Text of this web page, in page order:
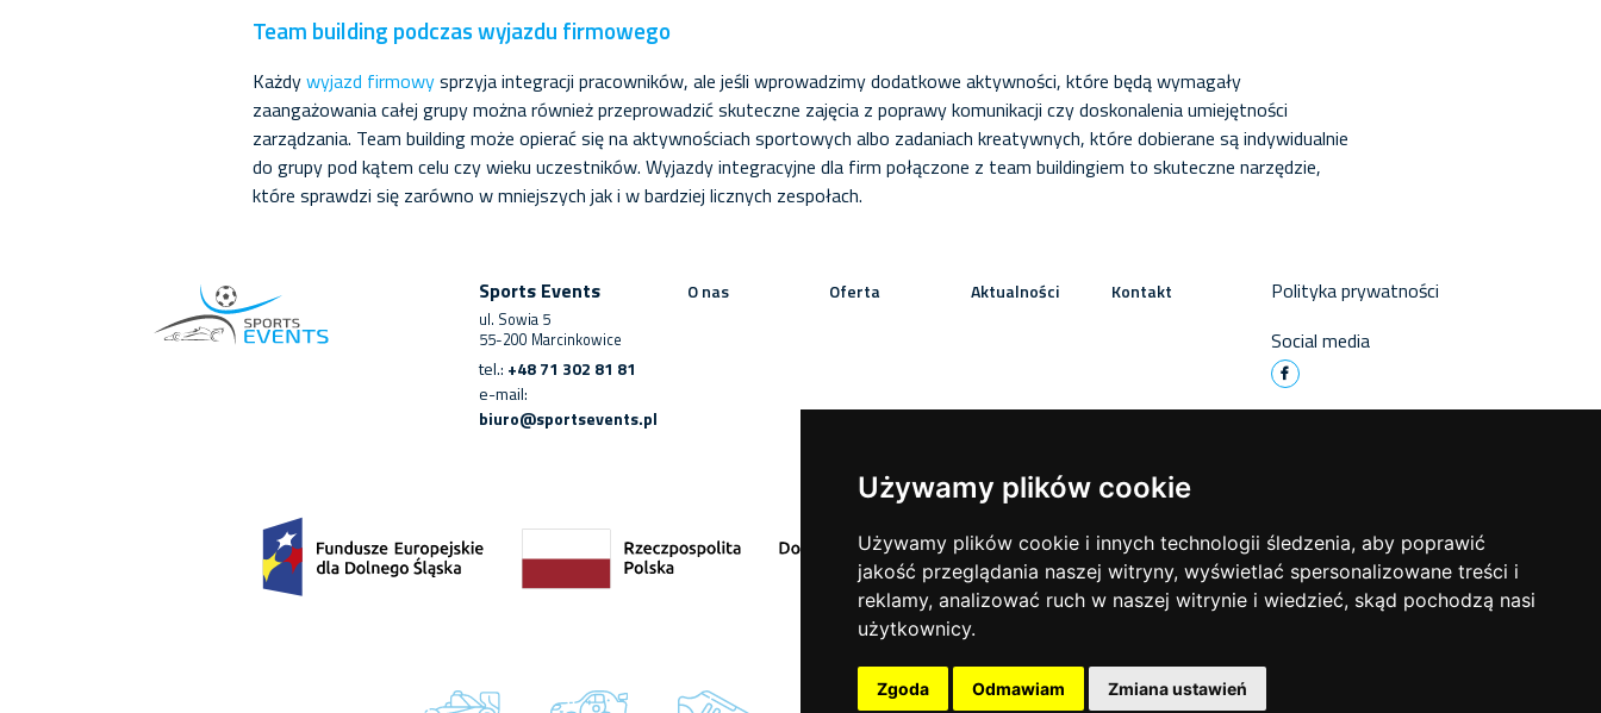
Używamy plików cookie
Używamy plików cookie i innych technologii śledzenia, aby poprawić
jakość przeglądania naszej witryny, wyświetlać spersonalizowane treści i
reklamy, analizować ruch w naszej witrynie i wiedzieć, skąd pochodzą nasi
użytkownicy.
Zgoda Odmawiam Zmiana ustawień
Team building podczas wyjazdu firmowego
Każdywyjazd firmowysprzyja integracji pracowników, ale jeśli wprowadzimy dodatkowe aktywności, które będą wymagały
zaangażowania całej grupy można również przeprowadzić skuteczne zajęcia z poprawy komunikacji czy doskonalenia umiejętności
zarządzania. Team building może opierać się na aktywnościach sportowych albo zadaniach kreatywnych, które dobierane są indywidualnie
do grupy pod kątem celu czy wieku uczestników. Wyjazdy integracyjne dla firm połączone z team buildingiem to skuteczne narzędzie,
które sprawdzi się zarówno w mniejszych jak i w bardziej licznych zespołach.
Sports Events
ul. Sowia 5
55-200 Marcinkowice
tel.: +48 71 302 81 81
e-mail:
biuro@sportsevents.pl
O nas Oferta Aktualności Kontakt
Polityka prywatności
Social media